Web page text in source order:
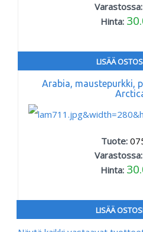
Varastossa:
Hinta:
LISÄÄ
Arabia, maustepurkki,
Tuote:
Varastossa:
Hinta:
LISÄÄ